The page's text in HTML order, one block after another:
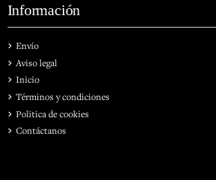
Información
Envío
Aviso legal
Inicio
Términos y condiciones
Politica de cookies
Contáctanos